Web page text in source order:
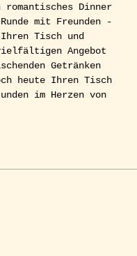
Dinner
mit Freunden -
Tisch und
Angebot
Getränken
heute Ihren Tisch
im Herzen von